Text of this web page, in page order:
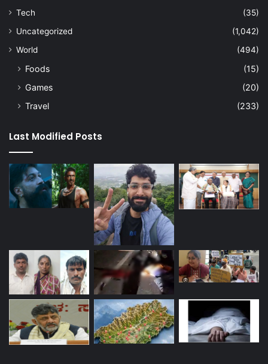
Tech
(35)
Uncategorized
(1,042)
World
(494)
Foods
(15)
Games
(20)
Travel
(233)
Last Modified Posts